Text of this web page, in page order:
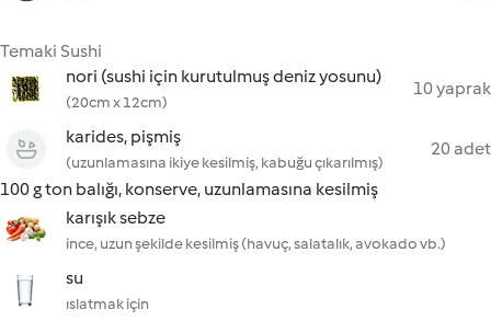
Temaki Sushi
nori (sushi için kurutulmuş deniz yosunu)
(20cm x 12cm)
10 yaprak
karides, pişmiş
(uzunlamasına ikiye kesilmiş, kabuğu çıkarılmış)
20 adet
100 g ton balığı, konserve, uzunlamasına kesilmiş
karışık sebze
ince, uzun şekilde kesilmiş (havuç, salatalık, avokado vb.)
su
ıslatmak için